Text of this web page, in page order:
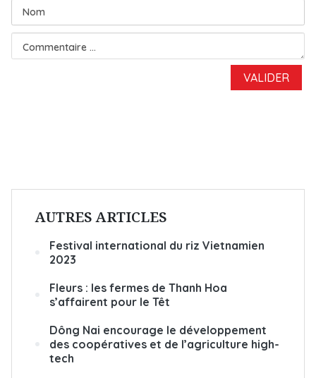
AUTRES ARTICLES
Festival international du riz Vietnamien
2023
Fleurs : les fermes de Thanh Hoa
s’affairent pour le Têt
Dông Nai encourage le développement
des coopératives et de l’agriculture high-
tech